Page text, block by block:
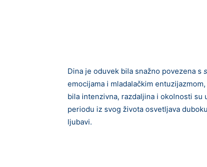
Dina je oduvek bila snažno povezena s
emocijama i mladalačkim
bila intenzivna, razdaljina i okolnosti su
periodu iz svog života osvetljava
ljubavi.